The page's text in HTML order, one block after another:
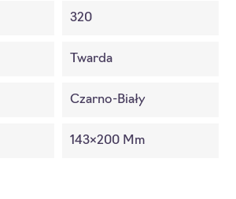
320
Twarda
Czarno-Biały
143×200 Mm